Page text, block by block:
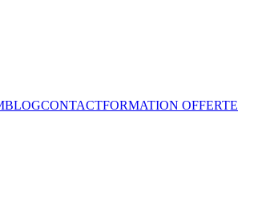
BLOGCONTACTFORMATION OFFERTE